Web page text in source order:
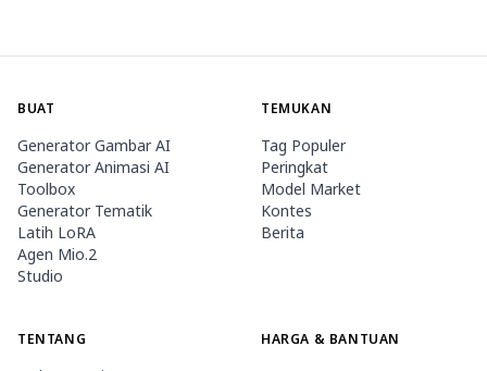
BUAT
Generator Gambar AI
Generator Animasi AI
Toolbox
Generator Tematik
Latih LoRA
Agen Mio.2
Studio
TEMUKAN
Tag Populer
Peringkat
Model Market
Kontes
Berita
TENTANG HARGA & BANTUAN